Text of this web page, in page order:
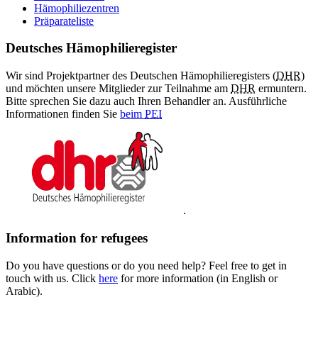
Hämophiliezentren
Präparateliste
Deutsches Hämophilieregister
Wir sind Projektpartner des Deutschen Hämophilieregisters (DHR)
und möchten unsere Mitglieder zur Teilnahme am DHR ermuntern.
Bitte sprechen Sie dazu auch Ihren Behandler an. Ausführliche
Informationen finden Sie beim PEI
.
Information for refugees
Do you have questions or do you need help? Feel free to get in
touch with us. Click here for more information (in English or
Arabic).